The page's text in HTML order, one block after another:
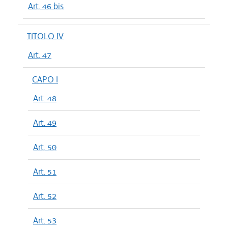
Art. 46 bis
TITOLO IV
Art. 47
CAPO I
Art. 48
Art. 49
Art. 50
Art. 51
Art. 52
Art. 53